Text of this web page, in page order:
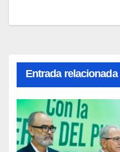
Entrada relacionada